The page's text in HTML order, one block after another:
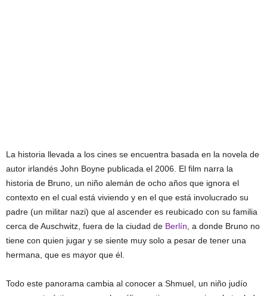
La historia llevada a los cines se encuentra basada en la novela de
autor irlandés John Boyne publicada el 2006. El film narra la
historia de Bruno, un niño alemán de ocho años que ignora el
contexto en el cual está viviendo y en el que está involucrado su
padre (un militar nazi) que al ascender es reubicado con su familia
cerca de Auschwitz, fuera de la ciudad de Berlín , a donde Bruno no
tiene con quien jugar y se siente muy solo a pesar de tener una
hermana, que es mayor que él.
Todo este panorama cambia al conocer a Shmuel, un niño judío